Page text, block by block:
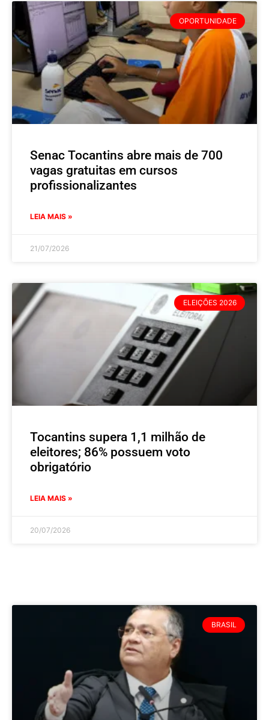
OPORTUNIDADE
Senac Tocantins abre mais de 700
vagas gratuitas em cursos
profissionalizantes
LEIA MAIS »
21/07/2026
ELEIÇÕES 2026
Tocantins supera 1,1 milhão de
eleitores; 86% possuem voto
obrigatório
LEIA MAIS »
20/07/2026
BRASIL